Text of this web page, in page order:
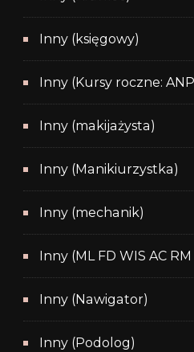
Inny (księgowy)
Inny (Kursy roczne: ANP
Inny (makijażysta)
Inny (Manikiurzystka)
Inny (mechanik)
Inny (ML FD WIS AC RM
Inny (Nawigator)
Inny (Podolog)